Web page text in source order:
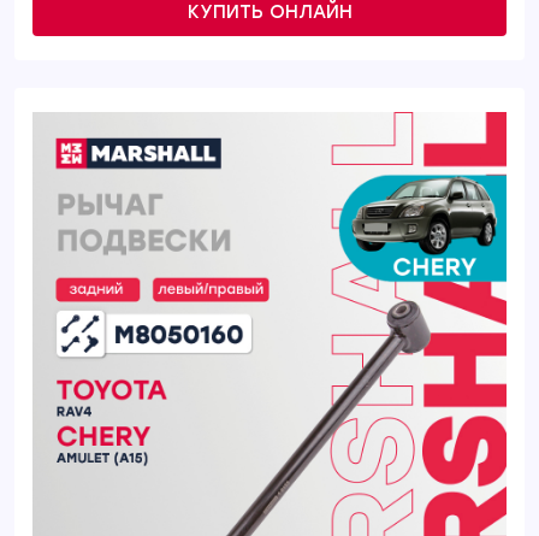
КУПИТЬ ОНЛАЙН